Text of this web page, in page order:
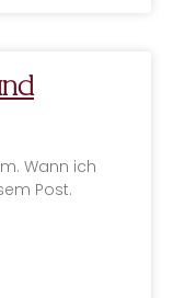
Wann ich
Post.